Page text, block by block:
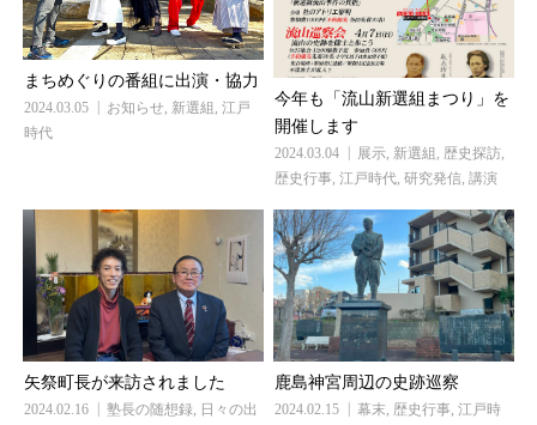
まちめぐりの番組に出演・協力
2024.03.05 お知らせ, 新選組 , 江戸
時代
今年も「流山新選組まつり」を
開催します
2024.03.04 展示 新選組 歴史探訪
歴史行事 江戸時代 研究発信 講演
矢祭町長が来訪されました
2024.02.16 塾長の随想録, 日々の出
鹿島神宮周辺の史跡巡察
2024.02.15 幕末, 歴史行事, 江戸時